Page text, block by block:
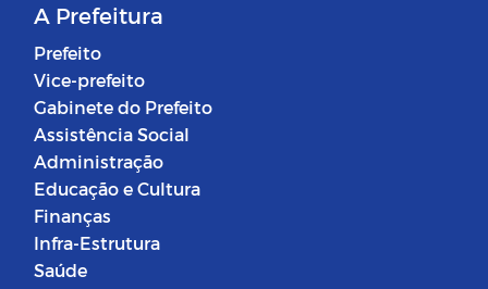
A Prefeitura
Prefeito
Vice-prefeito
Gabinete do Prefeito
Assistência Social
Administração
Educação e Cultura
Finanças
Infra-Estrutura
Saúde